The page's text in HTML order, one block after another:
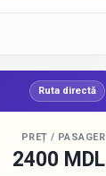
Ruta directă
PREȚ / PASAGER
2400 MDL